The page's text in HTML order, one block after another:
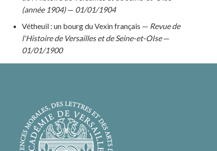
(année 1904)— 01/01/1904
Vétheuil : un bourg du Vexin français — Revue de
l'Histoire de Versailles et de Seine-et-OIse—
01/01/1900